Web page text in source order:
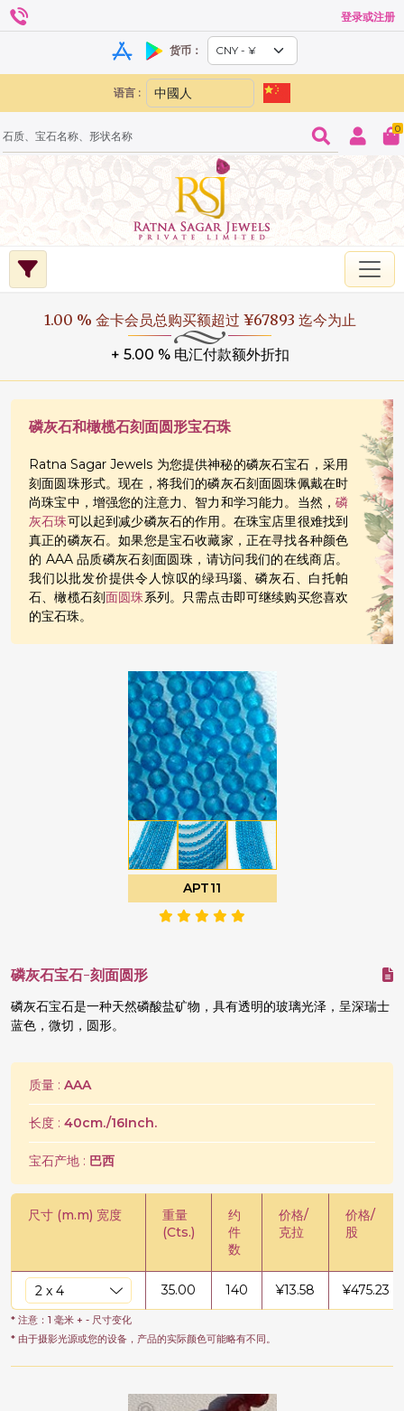
登录或注册
货币：
语言 :
0
1.00 % 金卡会员总购买额超过 ¥67893 迄今为止
+ 5.00 % 电汇付款额外折扣
磷灰石和橄榄石刻面圆形宝石珠
Ratna Sagar Jewels 为您提供神秘的磷灰石宝石，采用
刻面圆珠形式。现在，将我们的磷灰石刻面圆珠佩戴在时
尚珠宝中，增强您的注意力、智力和学习能力。当然， 磷
灰石珠可以起到减少磷灰石的作用。在珠宝店里很难找到
真正的磷灰石。如果您是宝石收藏家，正在寻找各种颜色
的 AAA 品质磷灰石刻面圆珠，请访问我们的在线商店。
我们以批发价提供令人惊叹的绿玛瑙、磷灰石、白托帕
石、橄榄石刻面圆珠系列。只需点击即可继续购买您喜欢
的宝石珠。
APT11
磷灰石宝石-刻面圆形
磷灰石宝石是一种天然磷酸盐矿物，具有透明的玻璃光泽，呈深瑞士
蓝色，微切，圆形。
质量 : AAA
长度 : 40cm./16Inch.
宝石产地 : 巴西
尺寸 (m.m) 宽度
重量
(Cts.)
约
件
数
价格/
克拉
价格/
股
35.00 140 ¥13.58 ¥475.23
* 注意：1 毫米 + - 尺寸变化
* 由于摄影光源或您的设备，产品的实际颜色可能略有不同。